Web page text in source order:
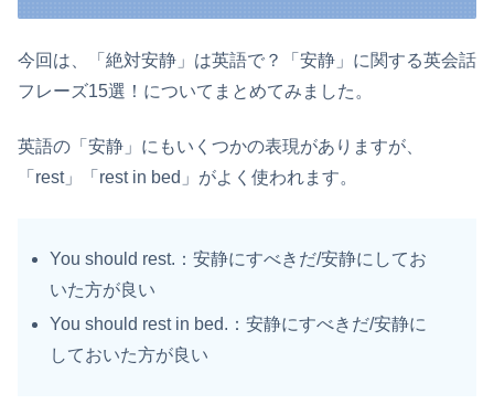
今回は、「絶対安静」は英語で？「安静」に関する英会話
フレーズ15選！についてまとめてみました。
英語の「安静」にもいくつかの表現がありますが、
「rest」「rest in bed」がよく使われます。
You should rest.：安静にすべきだ/安静にしてお
いた方が良い
You should rest in bed.：安静にすべきだ/安静に
しておいた方が良い